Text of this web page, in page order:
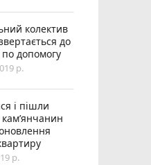
колектив
до
допомогу
р.
і пішли
р.